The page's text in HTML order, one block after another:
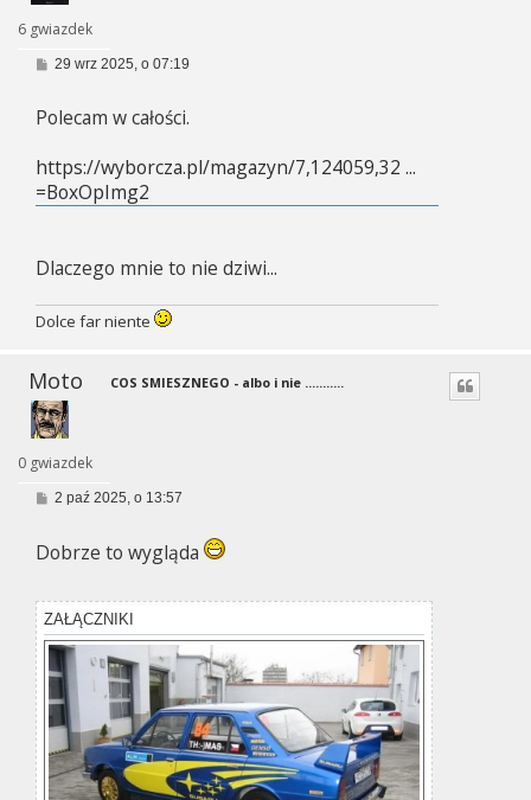
6 gwiazdek
P
t
29 wrz 2025, o 07:19
Polecam w całości.
https://wyborcza.pl/magazyn/7,124059,32 ...
=BoxOpImg2
Dlaczego mnie to nie dziwi...
Dolce far niente
Moto
0 gwiazdek
COS SMIESZNEGO - albo i nie ...........
P
t
2 paź 2025, o 13:57
Dobrze to wygląda
ZAŁĄCZNIKI